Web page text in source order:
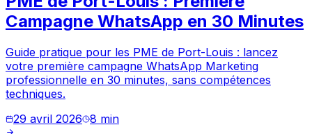
Campagne WhatsApp en 30 Minutes
Guide pratique pour les PME de Port-Louis : lancez
votre première campagne WhatsApp Marketing
professionnelle en 30 minutes, sans compétences
techniques.
29 avril 2026 8 min